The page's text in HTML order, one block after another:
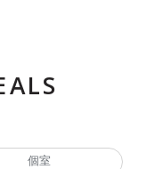
個室